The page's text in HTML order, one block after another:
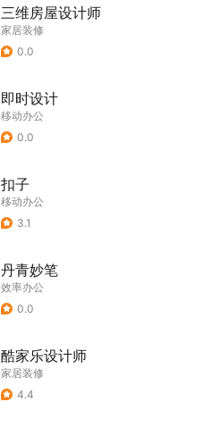
三维房屋设计师
家居装修
0.0
即时设计
移动办公
0.0
扣子
移动办公
3.1
丹青妙笔
效率办公
0.0
酷家乐设计师
家居装修
4.4